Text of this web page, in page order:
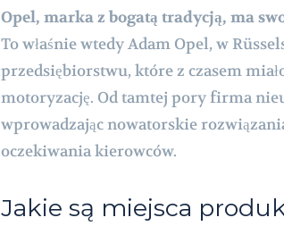
Opel, marka z bogatą tradycją, ma
To właśnie wtedy Adam Opel, w
przedsiębiorstwu, które z czasem
motoryzację. Od tamtej pory firma
wprowadzając nowatorskie
oczekiwania kierowców.
Jakie są miejsca